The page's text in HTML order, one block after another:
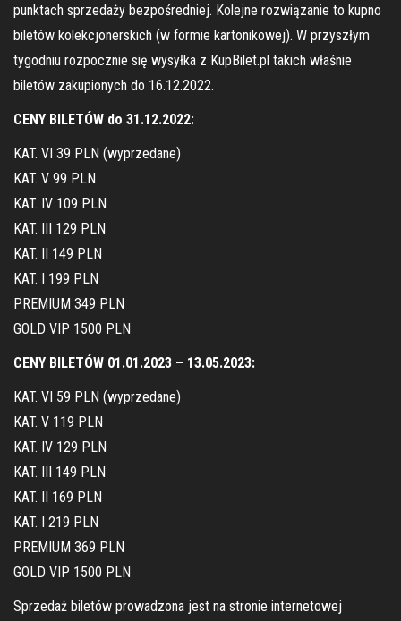
punktach sprzedaży bezpośredniej. Kolejne rozwiązanie to kupno
biletów kolekcjonerskich (w formie kartonikowej). W przyszłym
tygodniu rozpocznie się wysyłka z KupBilet.pl takich właśnie
biletów zakupionych do 16.12.2022.
CENY BILETÓW do 31.12.2022:
KAT. VI 39 PLN (wyprzedane)
KAT. V 99 PLN
KAT. IV 109 PLN
KAT. III 129 PLN
KAT. II 149 PLN
KAT. I 199 PLN
PREMIUM 349 PLN
GOLD VIP 1500 PLN
CENY BILETÓW 01.01.2023 – 13.05.2023:
KAT. VI 59 PLN (wyprzedane)
KAT. V 119 PLN
KAT. IV 129 PLN
KAT. III 149 PLN
KAT. II 169 PLN
KAT. I 219 PLN
PREMIUM 369 PLN
GOLD VIP 1500 PLN
Sprzedaż biletów prowadzona jest na stronie internetowej